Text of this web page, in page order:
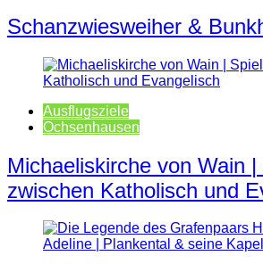
Schanzwiesweiher &
Ausflugsziele
Ochsenhausen
Michaeliskirche von Wain |
zwischen Katholisch und